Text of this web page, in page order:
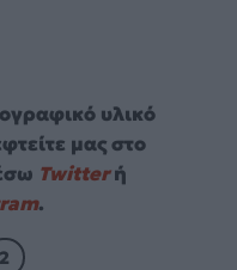
υλικό
μας στο
Twitterή
.
2